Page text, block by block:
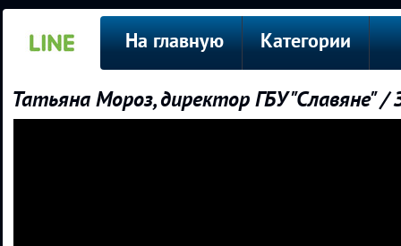
На главную Категории
Татьяна Мороз, директор ГБУ "Славяне" /